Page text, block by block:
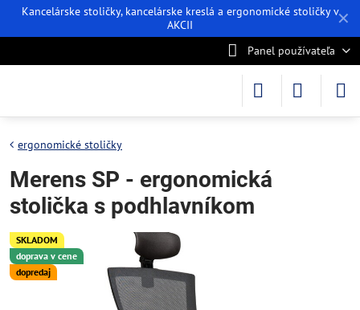
✕
Kancelárske stoličky, kancelárske kreslá a ergonomické stoličky v
AKCII
Panel používateľa
SKLADOM
doprava v cene
dopredaj
ergonomické stoličky
Merens SP - ergonomická
stolička s podhlavníkom